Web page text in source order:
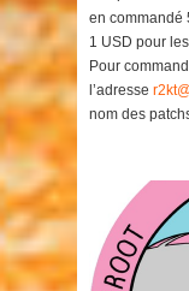
en commandé
1 USD pour
Pour
l’adresse
nom des